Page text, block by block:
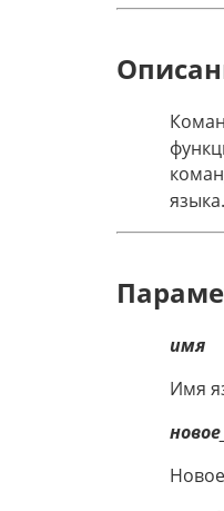
языка.
имя
Имя